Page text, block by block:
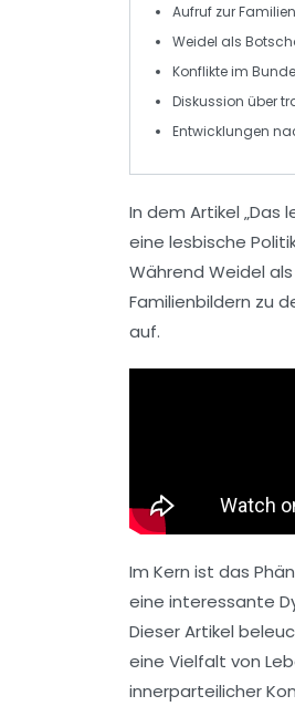
Aufruf zur
Weidel als
Konflikte im
Diskussion über
Entwicklungen
In dem Artikel „Das
eine lesbische
Während Weidel als
Familienbildern zu
auf.
Im Kern ist das
eine interessante
Dieser Artikel
eine Vielfalt von
innerparteilicher